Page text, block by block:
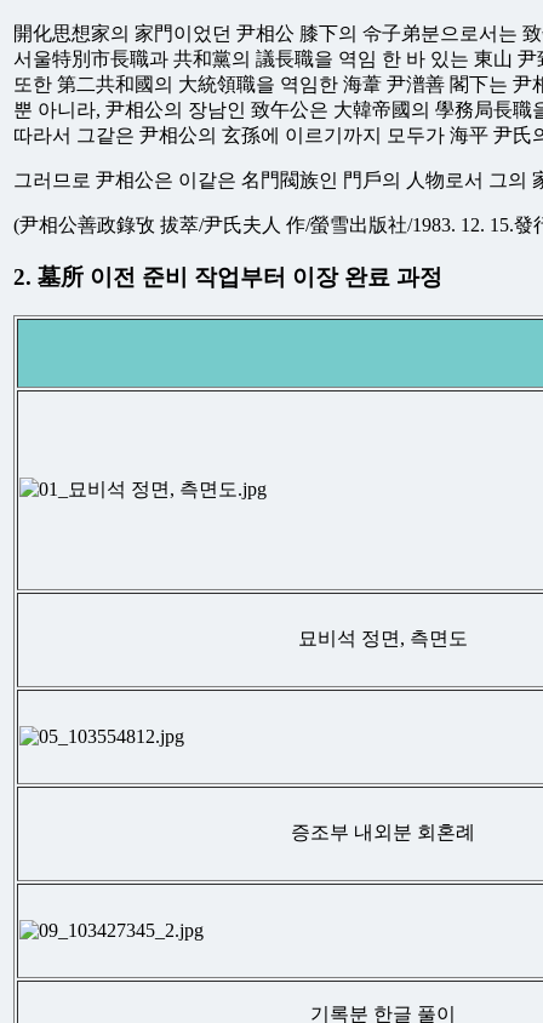
開化思想家의 家門이었던 尹相公 膝下의 令子弟분으로서는
서울特別市長職과 共和黨의 議長職을 역임 한 바 있는 東山
또한 第二共和國의 大統領職을 역임한 海葦 尹潽善 閣下는
뿐 아니라, 尹相公의 장남인 致午公은 大韓帝國의 學務局長
따라서 그같은 尹相公의 玄孫에 이르기까지 모두가 海平 尹
그러므로 尹相公은 이같은 名門閥族인 門戶의 人物로서 그
(尹相公善政錄攷 拔萃/尹氏夫人 作/螢雪出版社/1983. 12. 15.發
2. 墓所 이전 준비 작업부터 이장 완료 과정
묘비석 정면, 측면도
증조부 내외분 회혼례
기록분 한글 풀이